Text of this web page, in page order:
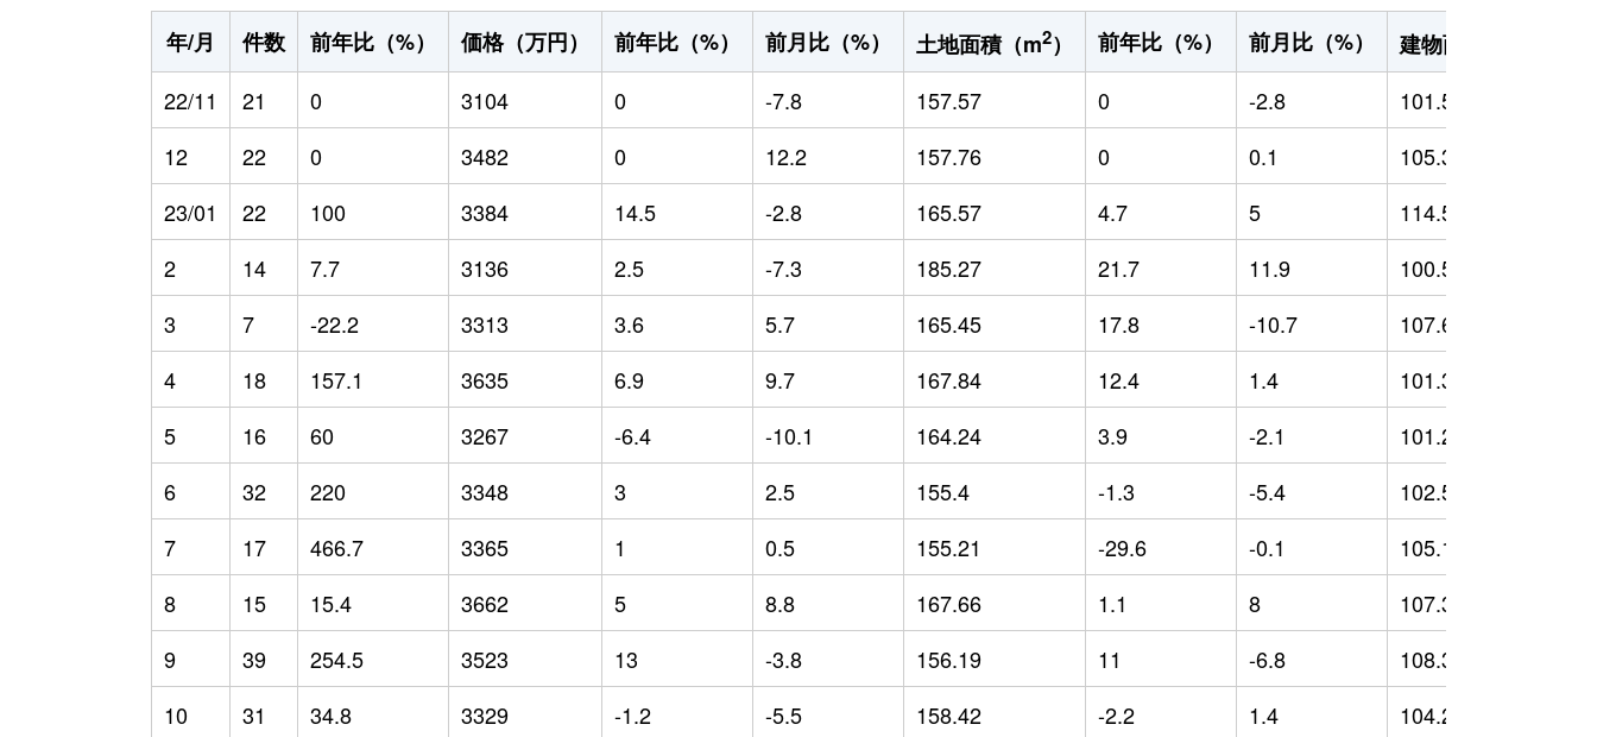
年/月
件数 前年比（%） 価格（万円） 前年比（%） 前月比（%） 土地面積（m2） 前年比（%） 前月比（%） 建物面積（m
22/11
21 0 3104 0 -7.8 157.57 0 -2.8 101.53
12
22 0 3482 0 12.2 157.76 0 0.1 105.36
23/01
22 100 3384 14.5 -2.8 165.57 4.7 5 114.57
2
14 7.7 3136 2.5 -7.3 185.27 21.7 11.9 100.56
3
7 -22.2 3313 3.6 5.7 165.45 17.8 -10.7 107.65
4
18 157.1 3635 6.9 9.7 167.84 12.4 1.4 101.39
5
16 60 3267 -6.4 -10.1 164.24 3.9 -2.1 101.2
6
32 220 3348 3 2.5 155.4 -1.3 -5.4 102.53
7
17 466.7 3365 1 0.5 155.21 -29.6 -0.1 105.19
8
15 15.4 3662 5 8.8 167.66 1.1 8 107.31
9
39 254.5 3523 13 -3.8 156.19 11 -6.8 108.39
10
31 34.8 3329 -1.2 -5.5 158.42 -2.2 1.4 104.28